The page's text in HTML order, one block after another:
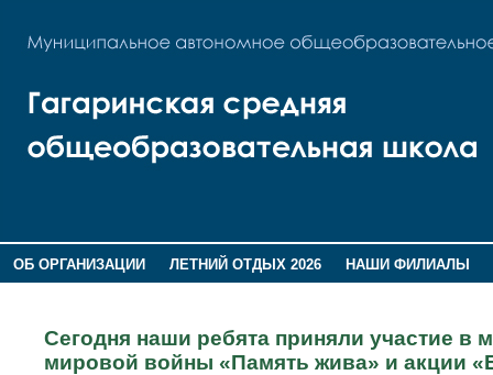
ОБ ОРГАНИЗАЦИИ ЛЕТНИЙ ОТДЫХ 2026
НАШИ ФИЛИАЛЫ
Сегодня наши ребята приняли участие в
мировой войны «Память жива» и акции